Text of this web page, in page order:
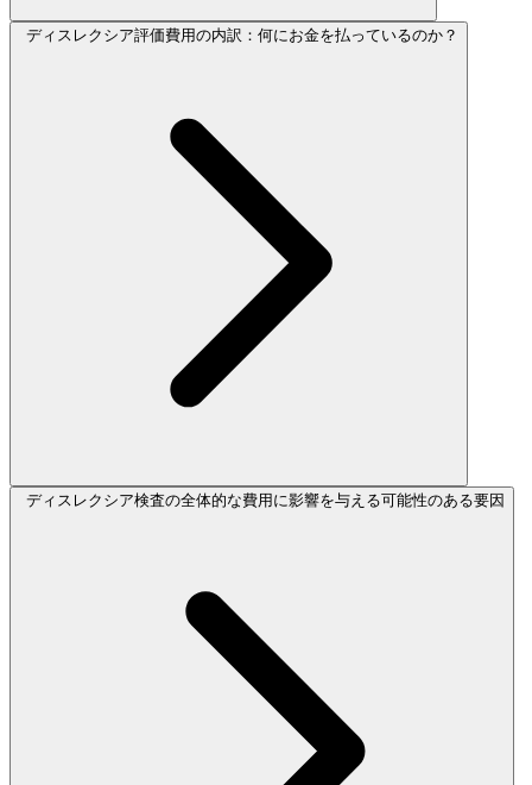
ディスレクシア評価費用の内訳：何にお金を払っているのか？
ディスレクシア検査の全体的な費用に影響を与える可能性のある要因